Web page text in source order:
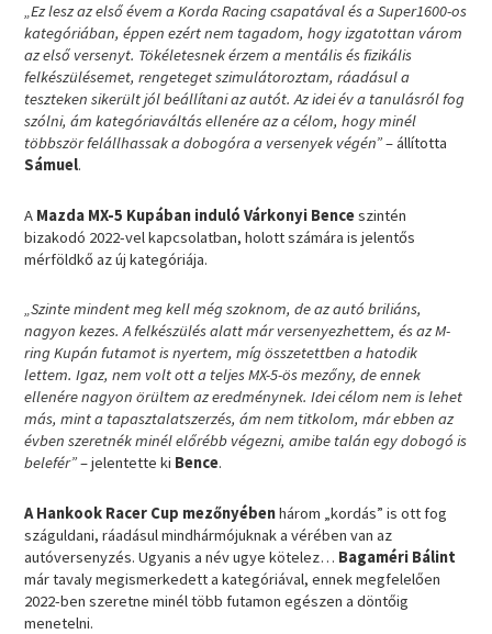
„Ez lesz az első évem a Korda Racing csapatával és a Super1600-os
kategóriában, éppen ezért nem tagadom, hogy izgatottan várom
az első versenyt. Tökéletesnek érzem a mentális és fizikális
felkészülésemet, rengeteget szimulátoroztam, ráadásul a
teszteken sikerült jól beállítani az autót. Az idei év a tanulásról fog
szólni, ám kategóriaváltás ellenére az a célom, hogy minél
többször felállhassak a dobogóra a versenyek végén”– állította
Sámuel.
A Mazda MX-5 Kupában induló Várkonyi Benceszintén
bizakodó 2022-vel kapcsolatban, holott számára is jelentős
mérföldkő az új kategóriája.
„Szinte mindent meg kell még szoknom, de az autó briliáns,
nagyon kezes. A felkészülés alatt már versenyezhettem, és az M-
ring Kupán futamot is nyertem, míg összetettben a hatodik
lettem. Igaz, nem volt ott a teljes MX-5-ös mezőny, de ennek
ellenére nagyon örültem az eredménynek. Idei célom nem is lehet
más, mint a tapasztalatszerzés, ám nem titkolom, már ebben az
évben szeretnék minél előrébb végezni, amibe talán egy dobogó is
belefér”– jelentette ki Bence.
A Hankook Racer Cup mezőnyébenhárom „kordás” is ott fog
száguldani, ráadásul mindhármójuknak a vérében van az
autóversenyzés. Ugyanis a név ugye kötelez… Bagaméri Bálint
már tavaly megismerkedett a kategóriával, ennek megfelelően
2022-ben szeretne minél több futamon egészen a döntőig
menetelni.